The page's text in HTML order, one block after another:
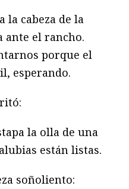
la cabeza de la
ante el rancho.
porque el
esperando.
la olla de una
están listas.
soñoliento: